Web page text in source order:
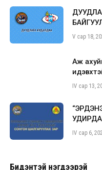
V сар 18,
Аж
IV сар 13,
IV сар 6,
Бидэнтэй нэгдээрэй